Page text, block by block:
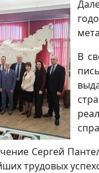
В
Сергей
трудовых